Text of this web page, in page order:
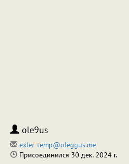
ole9us
exler-temp@oleggus.me
Присоединился 30 дек. 2024 г.